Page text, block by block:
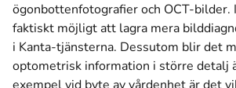
ögonbottenfotografier och OCT-
faktiskt möjligt att lagra mera
i Kanta-tjänsterna. Dessutom blir det
optometrisk information i större